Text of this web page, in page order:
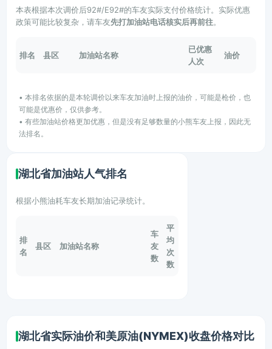
本表根据本次调价后92#/E92#的车友实际支付价格统计。实际优惠
政策可能比较复杂，请车友先打加油站电话核实后再前往。
排名 县区 加油站名称
已优惠
人次
油价
• 本排名依据的是本轮调价以来车友加油时上报的油价，可能是枪价，也
可能是优惠价，仅供参考。
• 有些加油站价格更加优惠，但是没有足够数量的小熊车友上报，因此无
法排名。
湖北省加油站人气排名
根据小熊油耗车友长期加油记录统计。
排
名
县区 加油站名称
车
友
数
平
均
次
数
湖北省实际油价和美原油(NYMEX)收盘价格对比